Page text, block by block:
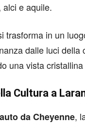
e aquile.
trasforma in un
dalle luci
una vista
Cultura a
da Cheyenne,